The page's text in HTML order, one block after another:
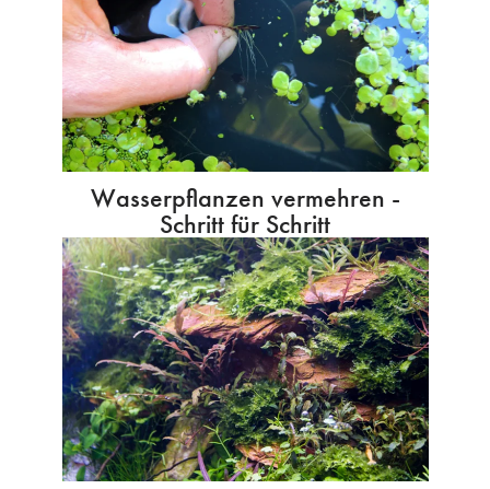
Wasserpflanzen vermehren -
Schritt für Schritt